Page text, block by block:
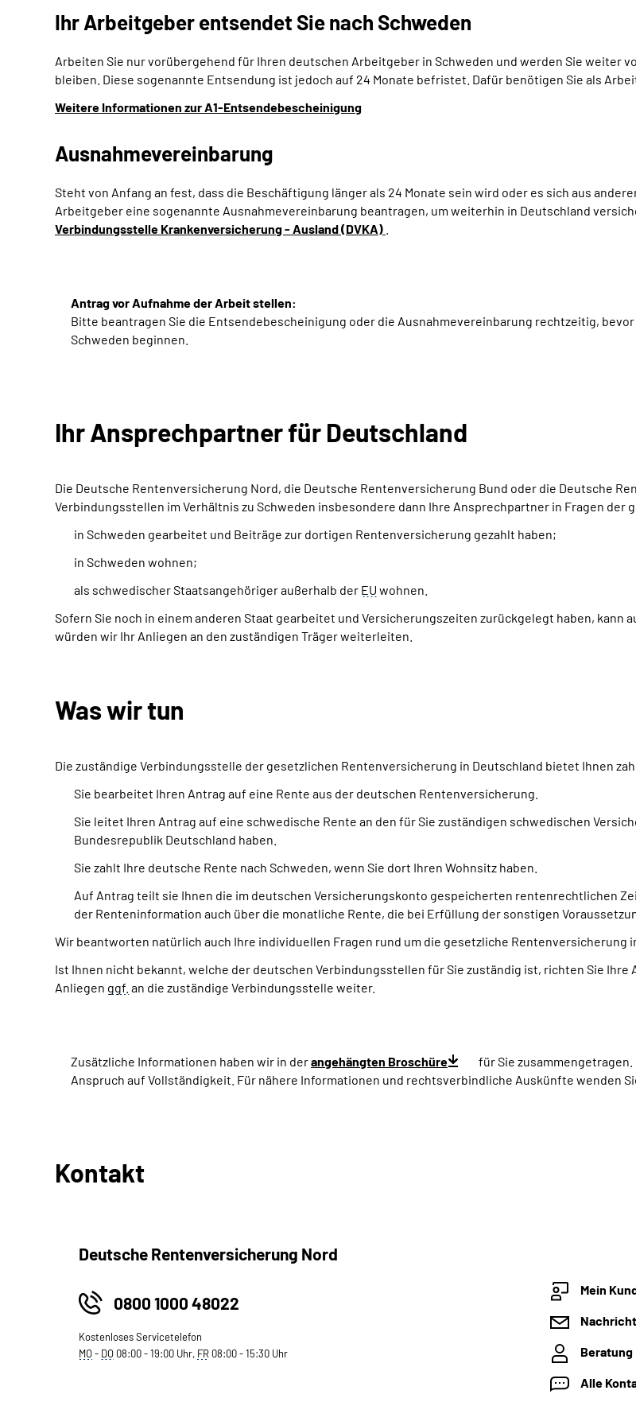
Ihr Arbeitgeber entsendet Sie nach Schweden
Arbeiten Sie nur vorübergehend für Ihren deutschen Arbeitgeber in Schweden und werden Sie weiter
bleiben. Diese sogenannte Entsendung ist jedoch auf 24 Monate befristet. Dafür benötigen Sie als
Weitere Informationen zur A1-Entsendebescheinigung
Ausnahmevereinbarung
Steht von Anfang an fest, dass die Beschäftigung länger als 24 Monate sein wird oder es sich aus
Arbeitgeber eine sogenannte Ausnahmevereinbarung beantragen, um weiterhin in Deutschland
Verbindungsstelle Krankenversicherung - Ausland (DVKA)
Antrag vor Aufnahme der Arbeit stellen:
Bitte beantragen Sie die Entsendebescheinigung oder die Ausnahmevereinbarung rechtzeitig,
Schweden beginnen.
Ihr Ansprechpartner für Deutschland
Die Deutsche Rentenversicherung Nord, die Deutsche Rentenversicherung Bund oder die Deutsche
Verbindungsstellen im Verhältnis zu Schweden insbesondere dann Ihre Ansprechpartner in Fragen
in Schweden gearbeitet und Beiträge zur dortigen Rentenversicherung gezahlt haben;
in Schweden wohnen;
als schwedischer Staatsangehöriger außerhalb der EU wohnen.
Sofern Sie noch in einem anderen Staat gearbeitet und Versicherungszeiten zurückgelegt haben, kann
würden wir Ihr Anliegen an den zuständigen Träger weiterleiten.
Was wir tun
Die zuständige Verbindungsstelle der gesetzlichen Rentenversicherung in Deutschland bietet Ihnen
Sie bearbeitet Ihren Antrag auf eine Rente aus der deutschen Rentenversicherung.
Sie leitet Ihren Antrag auf eine schwedische Rente an den für Sie zuständigen schwedischen
Bundesrepublik Deutschland haben.
Sie zahlt Ihre deutsche Rente nach Schweden, wenn Sie dort Ihren Wohnsitz haben.
Auf Antrag teilt sie Ihnen die im deutschen Versicherungskonto gespeicherten rentenrechtlichen
der Renteninformation auch über die monatliche Rente, die bei Erfüllung der sonstigen
Wir beantworten natürlich auch Ihre individuellen Fragen rund um die gesetzliche Rentenversicherung
Ist Ihnen nicht bekannt, welche der deutschen Verbindungsstellen für Sie zuständig ist, richten Sie
Anliegen ggf. an die zuständige Verbindungsstelle weiter.
Zusätzliche Informationen haben wir in derangehängten Broschüre
für Sie
Anspruch auf Vollständigkeit. Für nähere Informationen und rechtsverbindliche Auskünfte wenden
Kontakt
Deutsche Rentenversicherung Nord
0800 1000 48022
Kostenloses Servicetelefon
MO- DO 08:00 - 19:00 Uhr, FR 08:00 - 15:30 Uhr
Mein
Beratung
Alle